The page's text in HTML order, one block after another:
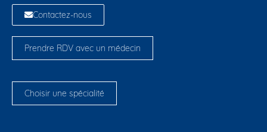
Contactez-nous
Prendre RDV avec un médecin
Choisir une spécialité